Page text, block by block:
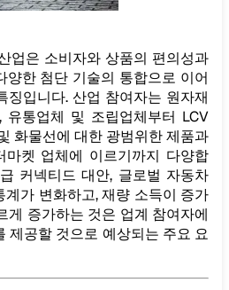
업은 소비자와 상품의 편의성과
양한 첨단 기술의 통합으로 이어
징입니다. 산업 참여자는 원자재
유통업체 및 조립업체부터 LCV
화물선에 대한 광범위한 제품과
마켓 업체에 이르기까지 다양합
커넥티드 대안, 글로벌 자동차
가 변화하고, 재량 소득이 증가
게 증가하는 것은 업계 참여자에
제공할 것으로 예상되는 주요 요